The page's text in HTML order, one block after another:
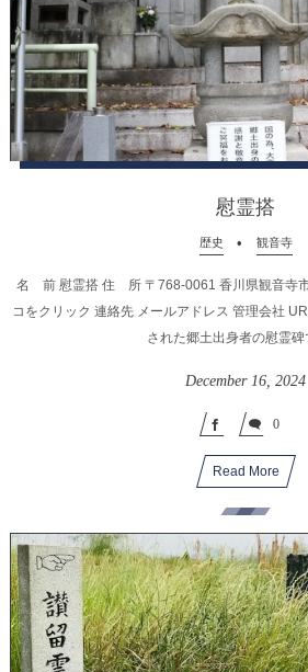
慰霊搭
歴史 観音寺
名 前 慰霊搭 住 所 〒768-0061 香川県観音寺
コをクリック 連絡先 メールアドレス 管理会社
された郷土出身者の慰霊碑
December 16 2024
0
Read More